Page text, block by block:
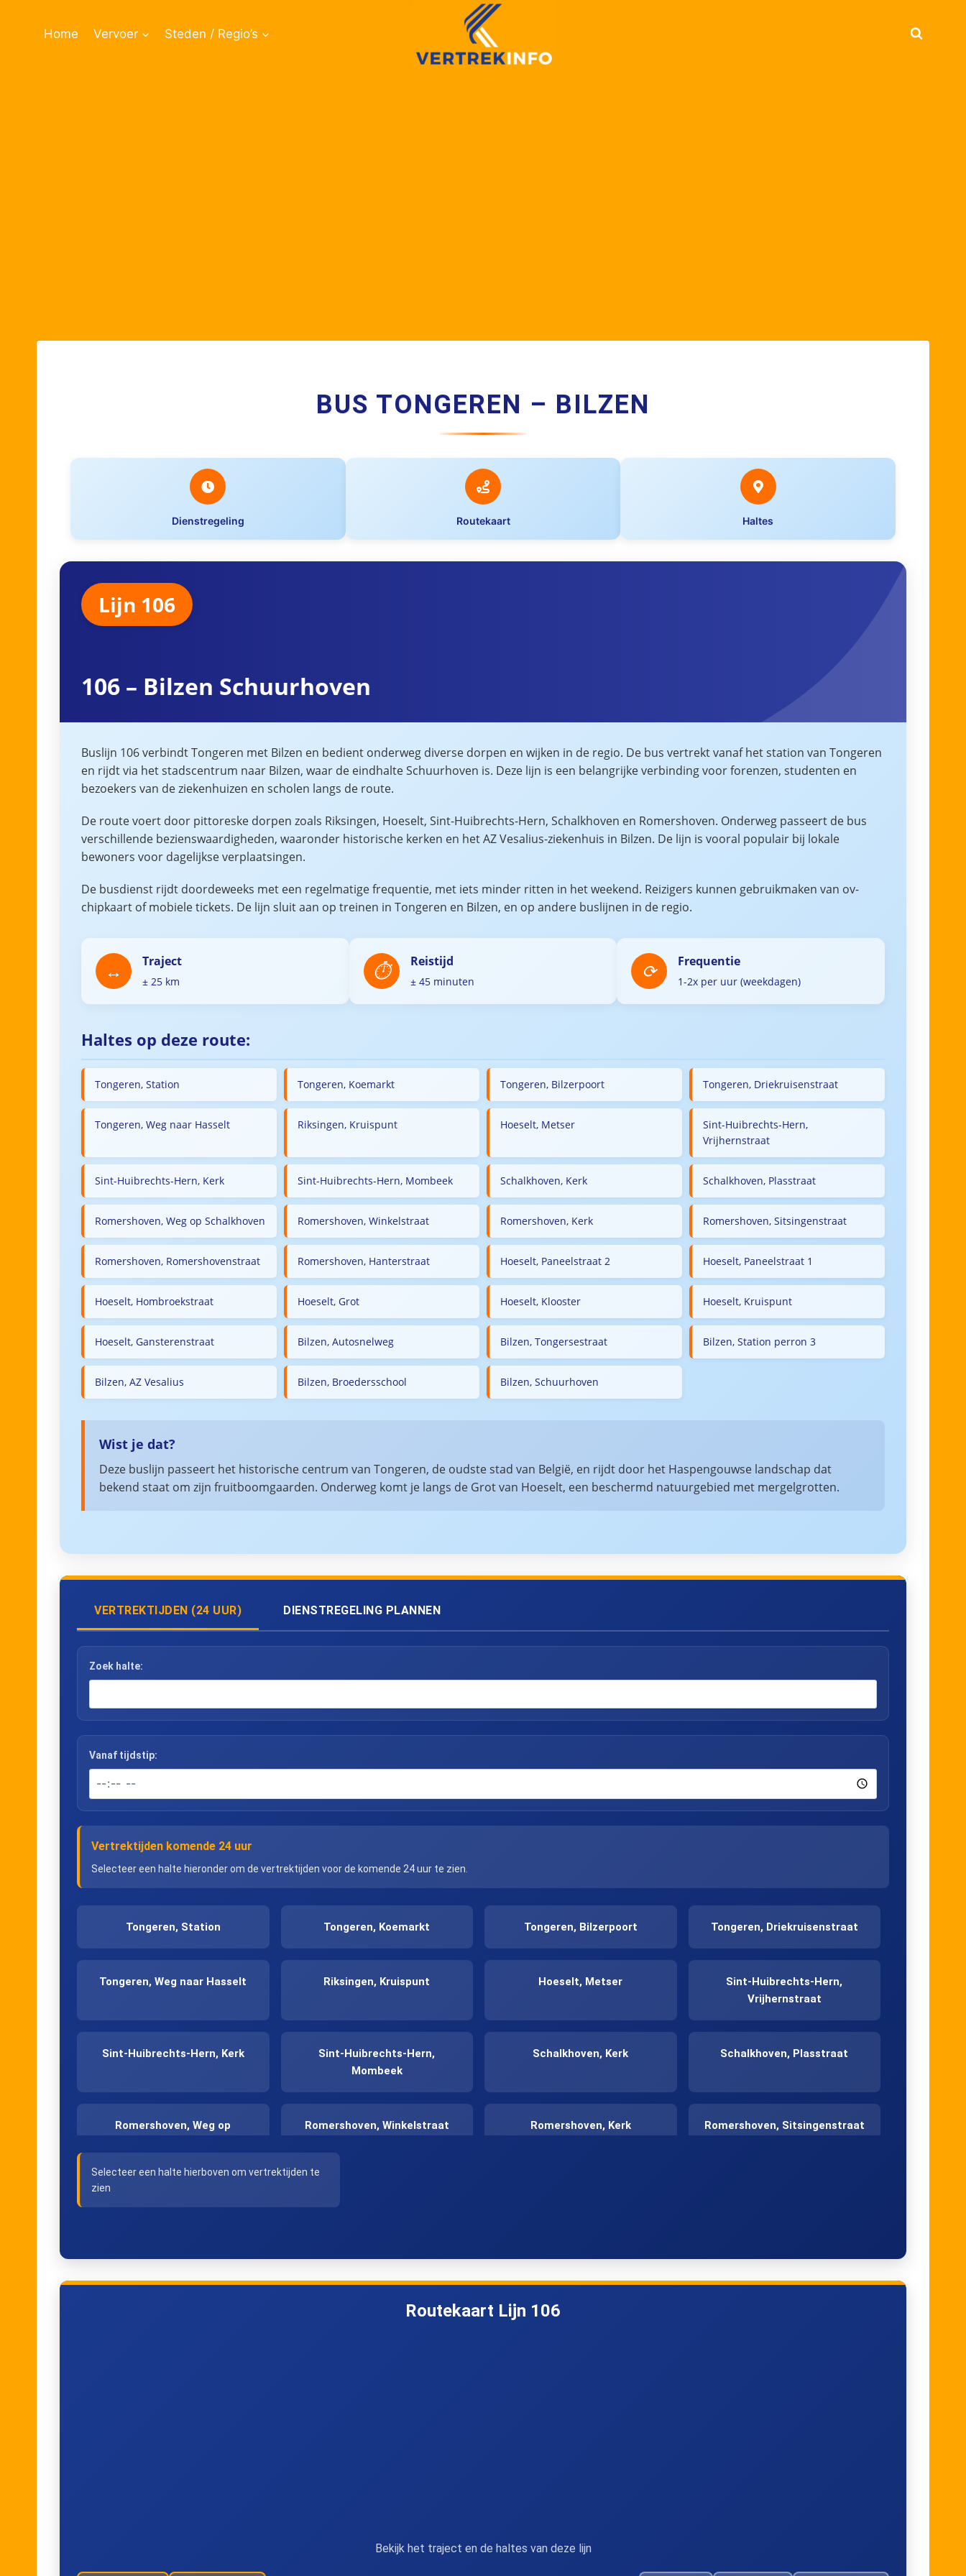
Home Vervoer Steden / Regio’s
BUS TONGEREN – BILZEN
Dienstregeling Routekaart Haltes
Lijn 106
106 – Bilzen Schuurhoven
Buslijn 106 verbindt Tongeren met Bilzen en bedient onderweg diverse dorpen en wijken in de regio. De bus vertrekt vanaf het station van Tongeren
en rijdt via het stadscentrum naar Bilzen, waar de eindhalte Schuurhoven is. Deze lijn is een belangrijke verbinding voor forenzen, studenten en
bezoekers van de ziekenhuizen en scholen langs de route.
De route voert door pittoreske dorpen zoals Riksingen, Hoeselt, Sint-Huibrechts-Hern, Schalkhoven en Romershoven. Onderweg passeert de bus
verschillende bezienswaardigheden, waaronder historische kerken en het AZ Vesalius-ziekenhuis in Bilzen. De lijn is vooral populair bij lokale
bewoners voor dagelijkse verplaatsingen.
De busdienst rijdt doordeweeks met een regelmatige frequentie, met iets minder ritten in het weekend. Reizigers kunnen gebruikmaken van ov-
chipkaart of mobiele tickets. De lijn sluit aan op treinen in Tongeren en Bilzen, en op andere buslijnen in de regio.
Traject
± 25 km
Reistijd
± 45 minuten
Frequentie
1-2x per uur (weekdagen)
Haltes op deze route:
Tongeren, Station Tongeren, Koemarkt Tongeren, Bilzerpoort Tongeren, Driekruisenstraat
Tongeren, Weg naar Hasselt Riksingen, Kruispunt Hoeselt, Metser
Sint-Huibrechts-Hern,
Vrijhernstraat
Sint-Huibrechts-Hern, Kerk Sint-Huibrechts-Hern, Mombeek Schalkhoven, Kerk Schalkhoven, Plasstraat
Romershoven, Weg op Schalkhoven Romershoven, Winkelstraat Romershoven, Kerk Romershoven, Sitsingenstraat
Romershoven, Romershovenstraat Romershoven, Hanterstraat Hoeselt, Paneelstraat 2 Hoeselt, Paneelstraat 1
Hoeselt, Hombroekstraat Hoeselt, Grot Hoeselt, Klooster Hoeselt, Kruispunt
Hoeselt, Gansterenstraat Bilzen, Autosnelweg Bilzen, Tongersestraat Bilzen, Station perron 3
Bilzen, AZ Vesalius Bilzen, Broedersschool Bilzen, Schuurhoven
Wist je dat?
Deze buslijn passeert het historische centrum van Tongeren, de oudste stad van België, en rijdt door het Haspengouwse landschap dat
bekend staat om zijn fruitboomgaarden. Onderweg komt je langs de Grot van Hoeselt, een beschermd natuurgebied met mergelgrotten.
VERTREKTIJDEN (24 UUR) DIENSTREGELING PLANNEN
Zoek halte:
Vanaf tijdstip:
Vertrektijden komende 24 uur
Selecteer een halte hieronder om de vertrektijden voor de komende 24 uur te zien.
Tongeren, Station Tongeren, Koemarkt Tongeren, Bilzerpoort Tongeren, Driekruisenstraat
Tongeren, Weg naar Hasselt Riksingen, Kruispunt Hoeselt, Metser
Sint-Huibrechts-Hern,
Vrijhernstraat
Sint-Huibrechts-Hern, Kerk
Sint-Huibrechts-Hern,
Mombeek
Schalkhoven, Kerk Schalkhoven, Plasstraat
Romershoven, Weg op
Romershoven, Winkelstraat Romershoven, Kerk Romershoven, Sitsingenstraat
Selecteer een halte hierboven om vertrektijden te
zien
Routekaart Lijn 106
Bekijk het traject en de haltes van deze lijn